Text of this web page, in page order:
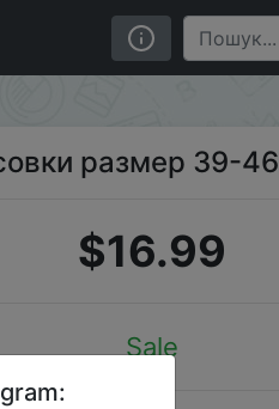
размер 39-46
$16.99
Sale